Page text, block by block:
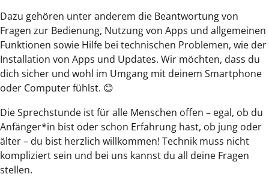
Dazu gehören unter anderem die Beantwortung von
Fragen zur Bedienung, Nutzung von Apps und allgemeinen
Funktionen sowie Hilfe bei technischen Problemen, wie der
Installation von Apps und Updates. Wir möchten, dass du
dich sicher und wohl im Umgang mit deinem Smartphone
oder Computer fühlst. 😊
Die Sprechstunde ist für alle Menschen offen – egal, ob du
Anfänger*in bist oder schon Erfahrung hast, ob jung oder
älter – du bist herzlich willkommen! Technik muss nicht
kompliziert sein und bei uns kannst du all deine Fragen
stellen.